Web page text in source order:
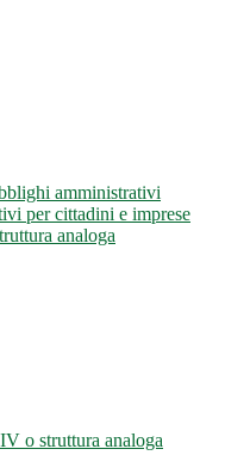
amministrativi
per cittadini e imprese
analoga
o struttura analoga